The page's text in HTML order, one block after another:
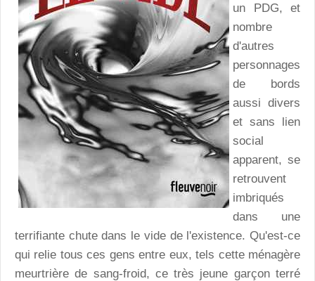
un PDG, et
nombre
d'autres
personnages
de bords
aussi divers
et sans lien
social
apparent, se
retrouvent
imbriqués
dans une
terrifiante chute dans le vide de l'existence. Qu'est-ce
qui relie tous ces gens entre eux, tels cette ménagère
meurtrière de sang-froid, ce très jeune garçon terré